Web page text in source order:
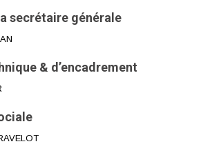
secrétaire générale
& d’encadrement